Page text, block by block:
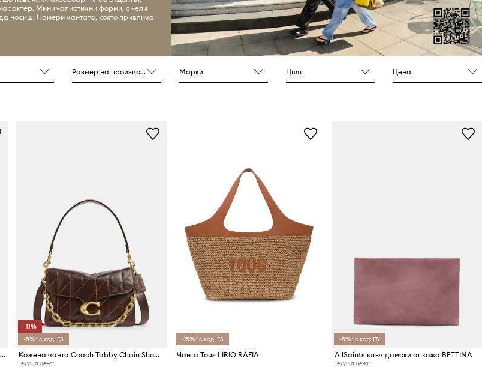
Минималистични форми, смели
носиш. Намери чантата, която привлича
Размер на производителя Марки Цвят Цена
Twinset Чанта crossbody дамска от сплетена материя
-11%
-5%* с код: FS
Кожена чанта Coach Tabby Chain Shoulder Bag With Quilting
Текуща цена:
-15%* с код: FS
Чанта Tous LIRIO RAFIA
-5%* с код: FS
AllSaints клъч дамски от кожа BETTINA
Текуща цена: